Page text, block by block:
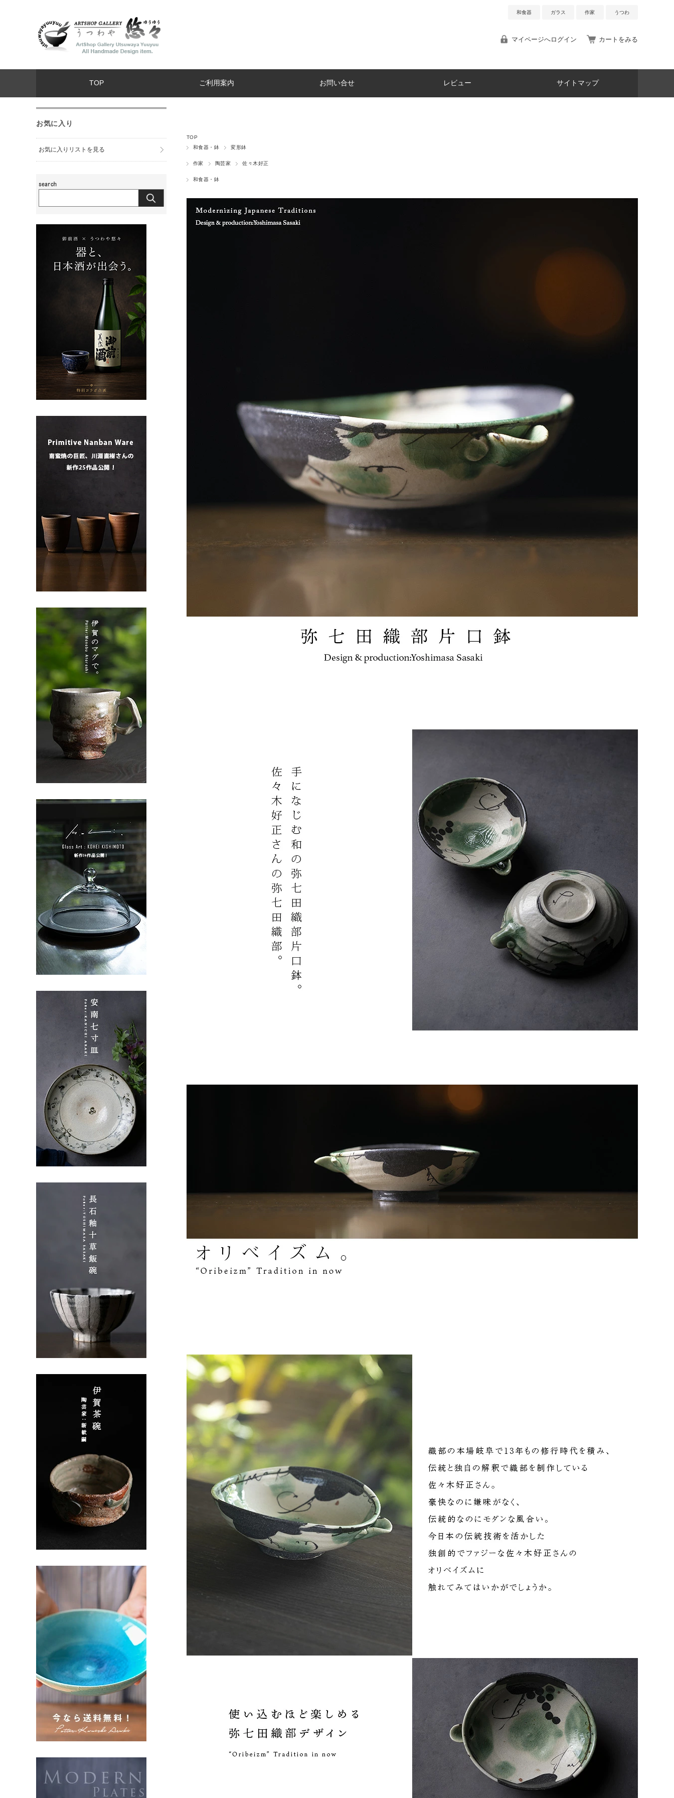
和食器 ガラス 作家 うつわ
マイページへログイン カートをみる
TOP ご利用案内 お問い合せ レビュー サイトマップ
TOP
和食器・鉢
変形鉢
作家 陶芸家 佐々木好正
和食器・鉢
お気に入り
お気に入りリストを見る